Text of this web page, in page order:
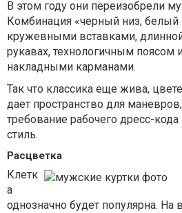
В этом году они переизобрели
Комбинация «черный низ, белый
кружевными вставками,
рукавах, технологичным поясом
накладными карманами.
Так что классика еще жива,
дает пространство для
требование рабочего дресс-кода
стиль.
Расцветка
Клетк
а
однозначно будет популярна. На